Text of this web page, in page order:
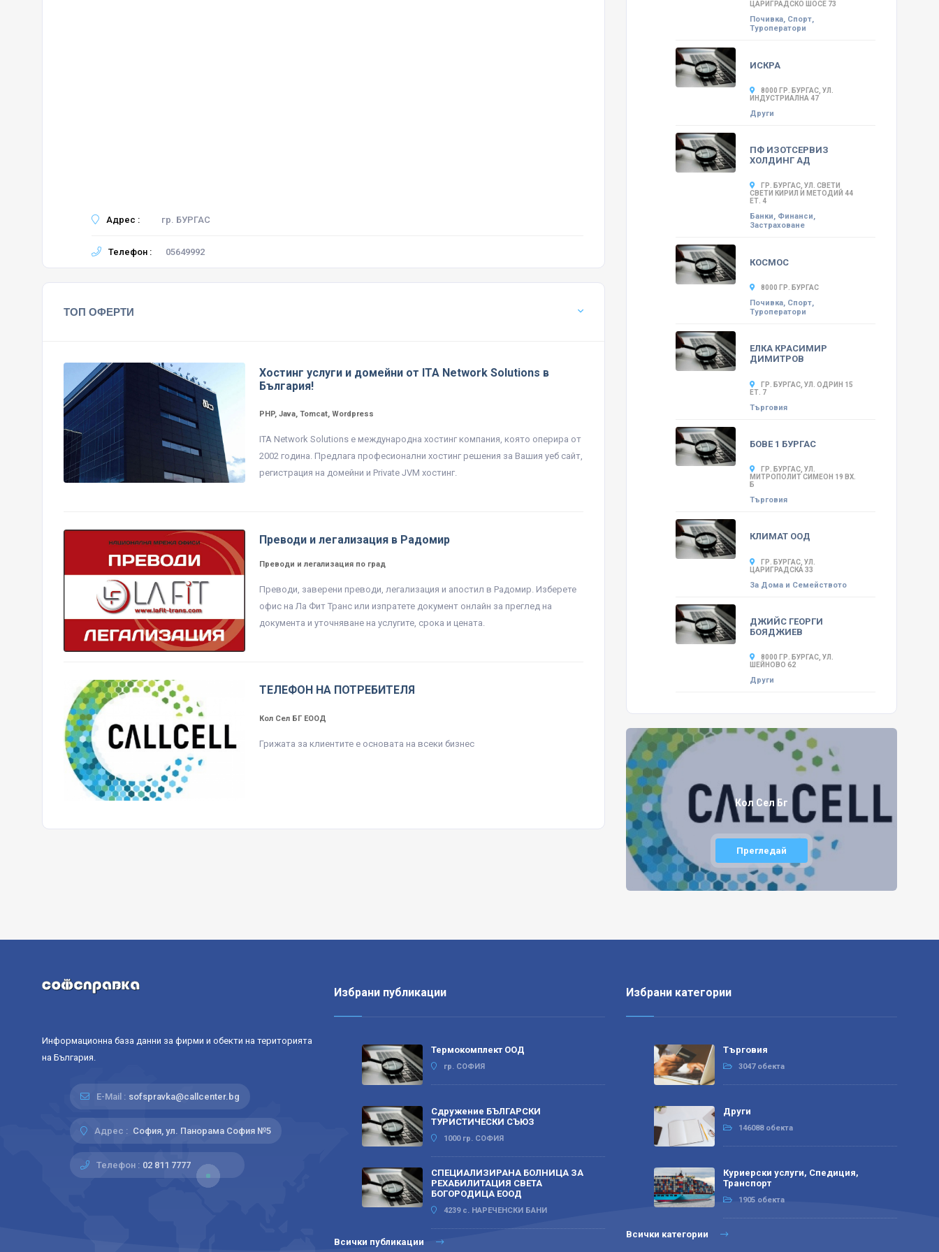
Адрес : гр. БУРГАС
Телефон : 05649992
ТОП ОФЕРТИ
Хостинг услуги и домейни от ITA Network Solutions в
България!
PHP, Java, Tomcat, Wordpress
ITA Network Solutions е международна хостинг компания, която оперира от
2002 година. Предлага професионални хостинг решения за Вашия уеб сайт,
регистрация на домейни и Private JVM хостинг.
Преводи и легализация в Радомир
Преводи и легализация по град
Преводи, заверени преводи, легализация и апостил в Радомир. Изберете
офис на Ла Фит Транс или изпратете документ онлайн за преглед на
документа и уточняване на услугите, срока и цената.
ТЕЛЕФОН НА ПОТРЕБИТЕЛЯ
Кол Сел БГ ЕООД
Грижата за клиентите е основата на всеки бизнес
ЦАРИГРАДСКО ШОСЕ 73
Почивка, Спорт,
Туроператори
ИСКРА
8000 ГР. БУРГАС, УЛ.
ИНДУСТРИАЛНА 47
Други
ПФ ИЗОТСЕРВИЗ
ХОЛДИНГ АД
ГР. БУРГАС, УЛ. СВЕТИ
СВЕТИ КИРИЛ И МЕТОДИЙ 44
ЕТ. 4
Банки, Финанси,
Застраховане
КОСМОС
8000 ГР. БУРГАС
Почивка, Спорт,
Туроператори
ЕЛКА КРАСИМИР
ДИМИТРОВ
ГР. БУРГАС, УЛ. ОДРИН 15
ЕТ. 7
Търговия
БОВЕ 1 БУРГАС
ГР. БУРГАС, УЛ.
МИТРОПОЛИТ СИМЕОН 19 ВХ.
Б
Търговия
КЛИМАТ ООД
ГР. БУРГАС, УЛ.
ЦАРИГРАДСКА 33
За Дома и Семейството
ДЖИЙС ГЕОРГИ
БОЯДЖИЕВ
8000 ГР. БУРГАС, УЛ.
ШЕЙНОВО 62
Други
Кол Сел Бг
Прегледай
Информационна база данни за фирми и обекти на територията
на България.
E-Mail : sofspravka@callcenter.bg
Адрес : София, ул. Панорама София №5
Телефон : 02 811 7777
Избрани публикации
Термокомплект ООД
гр. СОФИЯ
Сдружение БЪЛГАРСКИ
ТУРИСТИЧЕСКИ СЪЮЗ
1000 гр. СОФИЯ
СПЕЦИАЛИЗИРАНА БОЛНИЦА ЗА
РЕХАБИЛИТАЦИЯ СВЕТА
БОГОРОДИЦА ЕООД
4239 с. НАРЕЧЕНСКИ БАНИ
Всички публикации
Избрани категории
Търговия
3047 обекта
Други
146088 обекта
Куриерски услуги, Спедиция,
Транспорт
1905 обекта
Всички категории